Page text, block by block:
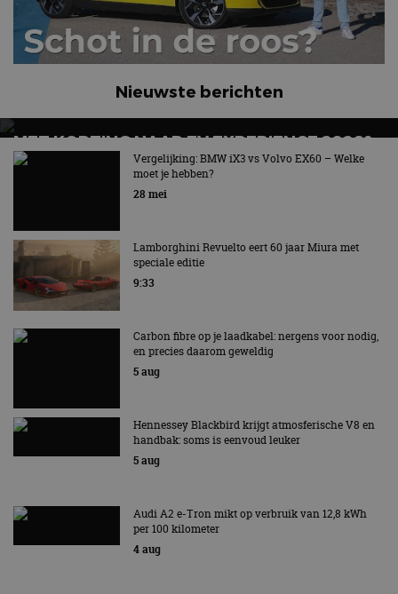
Nieuwste berichten
MET KORTING NAAR EV EXPERIENCE 2026?
AUTORAI REGELT HET!
EV Experience 2026 van 24 tot 26 september
Vergelijking: BMW iX3 vs Volvo EX60 – Welke
moet je hebben?
28 mei
Lamborghini Revuelto eert 60 jaar Miura met
speciale editie
9:33
Carbon fibre op je laadkabel: nergens voor nodig,
en precies daarom geweldig
5 aug
Hennessey Blackbird krijgt atmosferische V8 en
handbak: soms is eenvoud leuker
5 aug
Audi A2 e-Tron mikt op verbruik van 12,8 kWh
per 100 kilometer
4 aug